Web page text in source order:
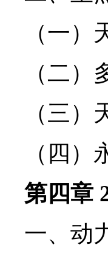
（一）
（二）
（三）
（四）
第四章
一、动